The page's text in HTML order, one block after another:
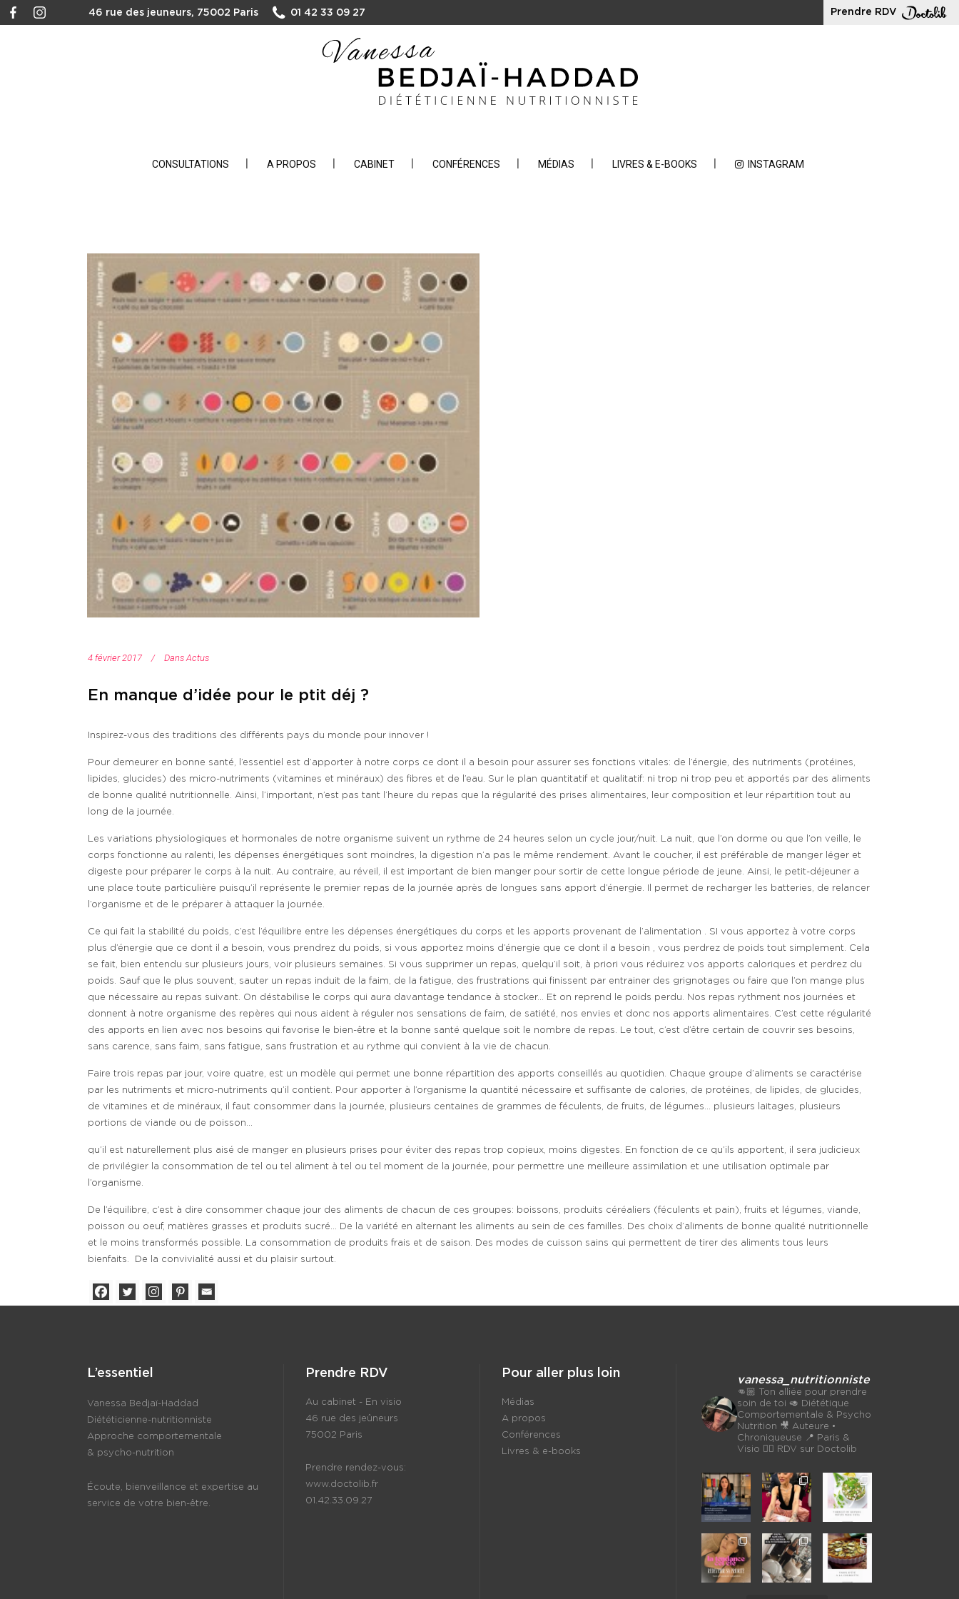
46 rue des jeuneurs, 75002 Paris 01 42 33 09 27 Prendre RDV
CONSULTATIONS A PROPOS CABINET CONFÉRENCES MÉDIAS LIVRES & E-BOOKS INSTAGRAM
4 février 2017 Dans Actus
En manque d’idée pour le ptit déj ?
Inspirez-vous des traditions des différents pays du monde pour innover !
Pour demeurer en bonne santé, l’essentiel est d’apporter à notre corps ce dont il a besoin pour assurer ses fonctions vitales: de l’énergie, des nutriments (protéines,
lipides, glucides) des micro-nutriments (vitamines et minéraux) des fibres et de l’eau. Sur le plan quantitatif et qualitatif: ni trop ni trop peu et apportés par des aliments
de bonne qualité nutritionnelle. Ainsi, l’important, n’est pas tant l’heure du repas que la régularité des prises alimentaires, leur composition et leur répartition tout au
long de la journée.
Les variations physiologiques et hormonales de notre organisme suivent un rythme de 24 heures selon un cycle jour/nuit. La nuit, que l’on dorme ou que l’on veille, le
corps fonctionne au ralenti, les dépenses énergétiques sont moindres, la digestion n’a pas le même rendement. Avant le coucher, il est préférable de manger léger et
digeste pour préparer le corps à la nuit. Au contraire, au réveil, il est important de bien manger pour sortir de cette longue période de jeune. Ainsi, le petit-déjeuner a
une place toute particulière puisqu’il représente le premier repas de la journée après de longues sans apport d’énergie. Il permet de recharger les batteries, de relancer
l’organisme et de le préparer à attaquer la journée.
Ce qui fait la stabilité du poids, c’est l’équilibre entre les dépenses énergétiques du corps et les apports provenant de l’alimentation . SI vous apportez à votre corps
plus d’énergie que ce dont il a besoin, vous prendrez du poids, si vous apportez moins d’énergie que ce dont il a besoin , vous perdrez de poids tout simplement. Cela
se fait, bien entendu sur plusieurs jours, voir plusieurs semaines. Si vous supprimer un repas, quelqu’il soit, à priori vous réduirez vos apports caloriques et perdrez du
poids. Sauf que le plus souvent, sauter un repas induit de la faim, de la fatigue, des frustrations qui finissent par entrainer des grignotages ou faire que l’on mange plus
que nécessaire au repas suivant. On déstabilise le corps qui aura davantage tendance à stocker… Et on reprend le poids perdu. Nos repas rythment nos journées et
donnent à notre organisme des repères qui nous aident à réguler nos sensations de faim, de satiété, nos envies et donc nos apports alimentaires. C’est cette régularité
des apports en lien avec nos besoins qui favorise le bien-être et la bonne santé quelque soit le nombre de repas. Le tout, c’est d’être certain de couvrir ses besoins,
sans carence, sans faim, sans fatigue, sans frustration et au rythme qui convient à la vie de chacun.
Faire trois repas par jour, voire quatre, est un modèle qui permet une bonne répartition des apports conseillés au quotidien. Chaque groupe d’aliments se caractérise
par les nutriments et micro-nutriments qu’il contient. Pour apporter à l’organisme la quantité nécessaire et suffisante de calories, de protéines, de lipides, de glucides,
de vitamines et de minéraux, il faut consommer dans la journée, plusieurs centaines de grammes de féculents, de fruits, de légumes… plusieurs laitages, plusieurs
portions de viande ou de poisson…
qu’il est naturellement plus aisé de manger en plusieurs prises pour éviter des repas trop copieux, moins digestes. En fonction de ce qu’ils apportent, il sera judicieux
de privilégier la consommation de tel ou tel aliment à tel ou tel moment de la journée, pour permettre une meilleure assimilation et une utilisation optimale par
l’organisme.
De l’équilibre, c’est à dire consommer chaque jour des aliments de chacun de ces groupes: boissons, produits céréaliers (féculents et pain), fruits et légumes, viande,
poisson ou oeuf, matières grasses et produits sucré… De la variété en alternant les aliments au sein de ces familles. Des choix d’aliments de bonne qualité nutritionnelle
et le moins transformés possible. La consommation de produits frais et de saison. Des modes de cuisson sains qui permettent de tirer des aliments tous leurs
bienfaits. De la convivialité aussi et du plaisir surtout.
L’essentiel
Vanessa Bedjaï-Haddad
Diététicienne-nutritionniste
Approche comportementale
& psycho-nutrition
Écoute, bienveillance et expertise au
service de votre bien-être.
Prendre RDV
Au cabinet - En visio
46 rue des jeûneurs
75002 Paris
Prendre rendez-vous:
www.doctolib.fr
01.42.33.09.27
Pour aller plus loin
Médias
A propos
Conférences
Livres & e-books
vanessa_nutritionniste
👊🏼 Ton alliée pour prendre
soin de toi 🥑 Diététique
Comportementale & Psycho
Nutrition 🎥 Auteure •
Chroniqueuse 📍 Paris &
Visio 👉🏼 RDV sur Doctolib